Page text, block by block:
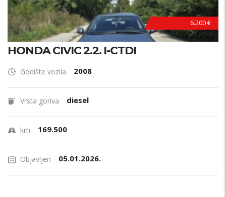
6.200 €
HONDA CIVIC 2.2. I-CTDI
Godište vozila 2008
Vrsta goriva diesel
km 169.500
Objavljen 05.01.2026.